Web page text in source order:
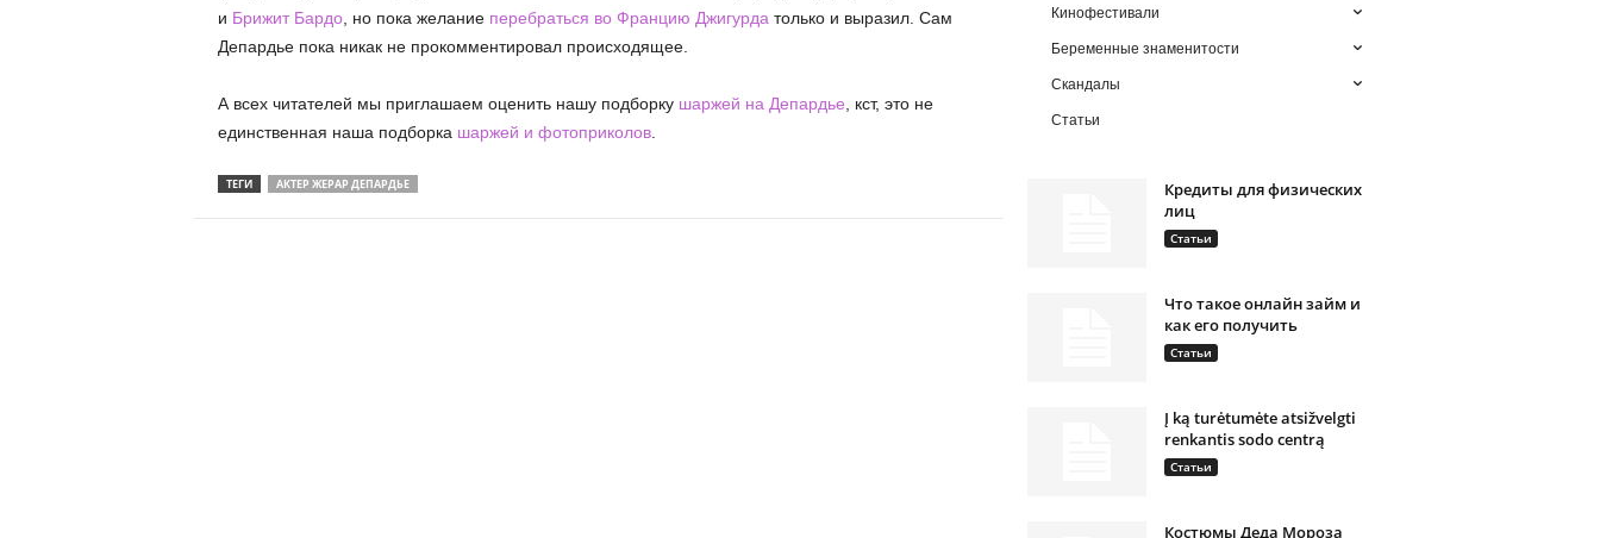
и Брижит Бардо, но пока желание перебраться во Францию Джигурда только и выразил. Сам
Депардье пока никак не прокомментировал происходящее.
А всех читателей мы приглашаем оценить нашу подборку шаржей на Депардье , кст, это не
единственная наша подборка шаржей и фотоприколов.
ТЕГИ АКТЕР ЖЕРАР ДЕПАРДЬЕ
Кинофестивали
Беременные знаменитости
Скандалы
Статьи
Кредиты для физических
лиц
Статьи
Что такое онлайн займ и
как его получить
Статьи
Į ką turėtumėte atsižvelgti
renkantis sodo centrą
Статьи
Костюмы Деда Мороза